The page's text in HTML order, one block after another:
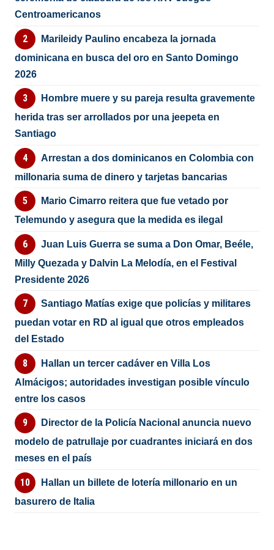
Centroamericanos
Marileidy Paulino encabeza la jornada
dominicana en busca del oro en Santo Domingo
2026
Hombre muere y su pareja resulta gravemente
herida tras ser arrollados por una jeepeta en
Santiago
Arrestan a dos dominicanos en Colombia con
millonaria suma de dinero y tarjetas bancarias
Mario Cimarro reitera que fue vetado por
Telemundo y asegura que la medida es ilegal
Juan Luis Guerra se suma a Don Omar, Beéle,
Milly Quezada y Dalvin La Melodía, en el Festival
Presidente 2026
Santiago Matías exige que policías y militares
puedan votar en RD al igual que otros empleados
del Estado
Hallan un tercer cadáver en Villa Los
Almácigos; autoridades investigan posible vínculo
entre los casos
Director de la Policía Nacional anuncia nuevo
modelo de patrullaje por cuadrantes iniciará en dos
meses en el país
Hallan un billete de lotería millonario en un
basurero de Italia